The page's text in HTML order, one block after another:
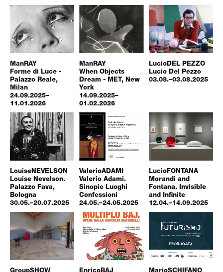
Man RAY
Forme di Luce -
Palazzo Reale,
Milan
24.09.2025–
11.01.2026
Man RAY
When Objects
Dream - MET, New
York
14.09.2025–
01.02.2026
LucioDEL PEZZO
Lucio Del Pezzo
03.08.–03.08.2025
Louise NEVELSON
Louise Nevelson.
Palazzo Fava,
Bologna
30.05.–20.07.2025
ValerioADAMI
Valerio Adami.
Sinopie Luoghi
Confessioni
24.05.–24.05.2025
LucioFONTANA
Morandi and
Fontana. Invisible
and Infinite
12.04.–14.09.2025
GroupSHOW
Enrico BAJ
MarioSCHIFANO